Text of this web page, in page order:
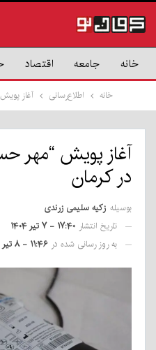
خانه جامعه اقتصاد
خانه اطلاع‌رسانی آغاز
آغاز پویش “مهر
در کرمان
بوسیله زکیه سلیمی زرندی
تاریخ انتشار ۱۷:۴۰ - ۷ تیر ۱۴۰۴
به روز رسانی شده در ۱۱:۴۶ - ۸ تیر ۱۴۰۴